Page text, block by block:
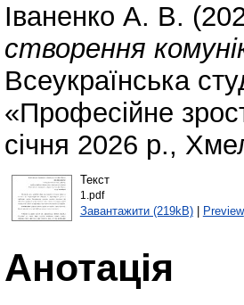
Іваненко А. В.
створення
Всеукраїнська
«Професійне
січня 2026 р.,
Текст
1.pdf
Завантажити (219kB)| Preview
Анотація